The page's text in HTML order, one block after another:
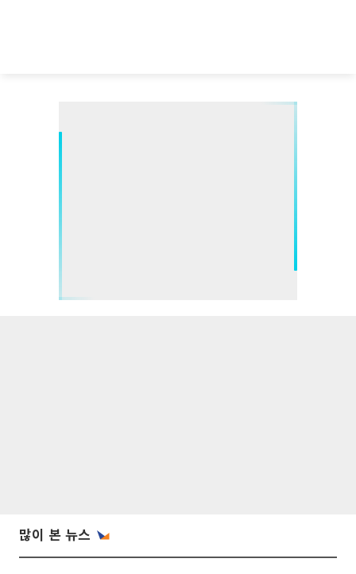
많이 본 뉴스